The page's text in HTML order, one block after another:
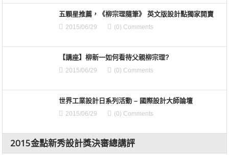
五顆星推薦，《柳宗理隨筆》 英文版設計點獨家開賣
2015/06/29 (0) Comments
【講座】柳新一如何看待父親柳宗理?
2015/06/29 (0) Comments
世界工業設計日系列活動 – 國際設計大師論壇
2015/06/29 (0) Comments
2015金點新秀設計獎決審總講評